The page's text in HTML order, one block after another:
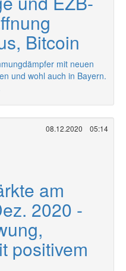
Bitcoin
mit neuen
und wohl auch in Bayern.
08.12.2020
05:14
am
2020 -
positivem